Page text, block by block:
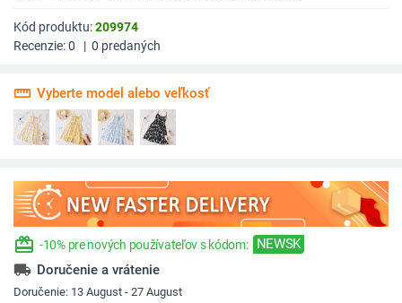
Kód produktu:209974
Recenzie:0 | 0 predaných
straighten Vyberte model alebo veľkosť
redeem -10% pre nových používateľov s kódom: NEWSK
local_shipping Doručenie a vrátenie
Doručenie: 13 August - 27 August